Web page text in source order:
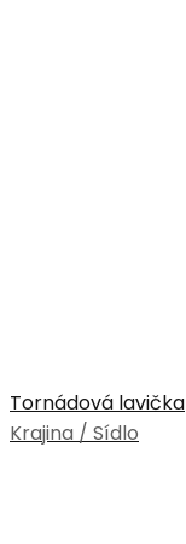
Tornádová lavička
Krajina / Sídlo